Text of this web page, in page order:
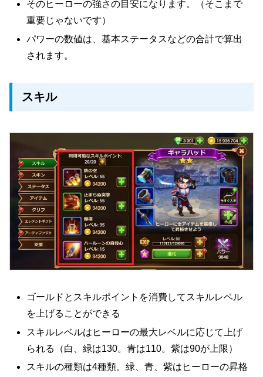
そのヒーローの強さの目安になります。（そこまで
重要じゃないです）
パワーの数値は、基本ステータスなどの合計で算出
されます。
スキル
ゴールドとスキルポイントを消費してスキルレベル
を上げることができる
スキルレベルはヒーローの最大レベルに応じて上げ
られる（白、緑は130。青は110。紫は90が上限）
スキルの種類は4種類。緑、青、紫はヒーローの昇格